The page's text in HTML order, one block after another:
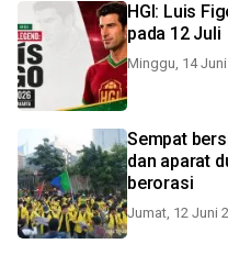
HGI: Luis
pada 12 Juli
Minggu, 14
Sempat
dan aparat
berorasi
Jumat, 12 Juni